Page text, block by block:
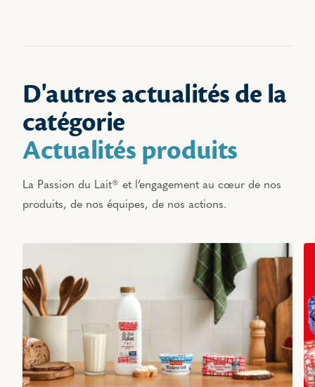
D'autres actualités de la
catégorie
Actualités produits
La Passion du Lait® et l’engagement au cœur de nos
produits, de nos équipes, de nos actions.